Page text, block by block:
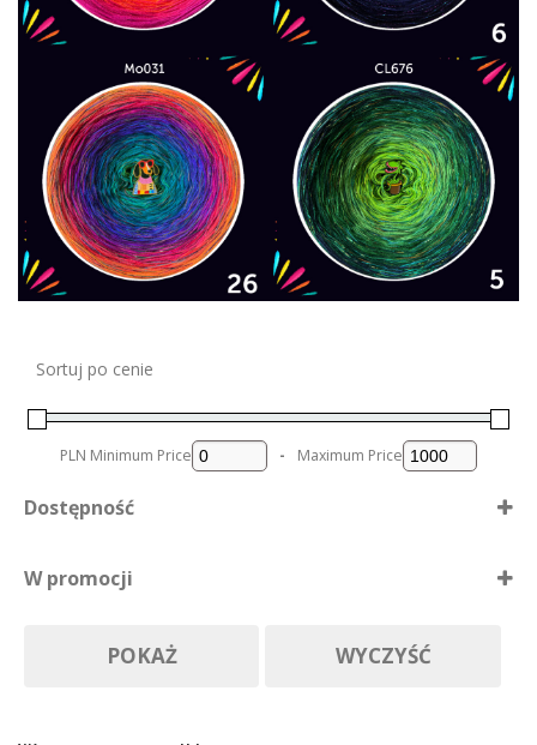
Sortuj po cenie
PLN Minimum Price - Maximum Price
Dostępność
Nie ma póki co
W promocji
POKAŻ WYCZYŚĆ